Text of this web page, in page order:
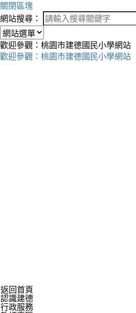
關閉區塊
網站搜尋：
歡迎參觀：桃園市建德國民小學網站
歡迎參觀：桃園市建德國民小學網站
返回首頁
認識建德
行政服務